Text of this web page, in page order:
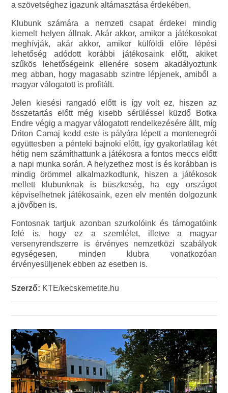
a szövetséghez igazunk altámasztása érdekében.
Klubunk számára a nemzeti csapat érdekei mindig
kiemelt helyen állnak. Akár akkor, amikor a játékosokat
meghívják, akár akkor, amikor külföldi előre lépési
lehetőség adódott korábbi játékosaink előtt, akiket
szűkös lehetőségeink ellenére sosem akadályoztunk
meg abban, hogy magasabb szintre lépjenek, amiből a
magyar válogatott is profitált.
Jelen kiesési rangadó előtt is így volt ez, hiszen az
összetartás előtt még kisebb sérüléssel küzdő Botka
Endre végig a magyar válogatott rendelkezésére állt, míg
Driton Camaj kedd este is pályára lépett a montenegrói
együttesben a pénteki bajnoki előtt, így gyakorlatilag két
hétig nem számíthattunk a játékosra a fontos meccs előtt
a napi munka során. A helyzethez most is és korábban is
mindig örömmel alkalmazkodtunk, hiszen a játékosok
mellett klubunknak is büszkeség, ha egy országot
képviselhetnek játékosaink, ezen elv mentén dolgozunk
a jövőben is.
Fontosnak tartjuk azonban szurkolóink és támogatóink
felé is, hogy ez a szemlélet, illetve a magyar
versenyrendszerre is érvényes nemzetközi szabályok
egységesen, minden klubra vonatkozóan
érvényesüljenek ebben az esetben is.
Szerző: KTE/kecskemetite.hu